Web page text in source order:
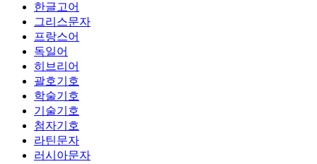
한글고어
그리스문자
프랑스어
독일어
히브리어
괄호기호
학술기호
기술기호
첨자기호
라틴문자
러시아문자